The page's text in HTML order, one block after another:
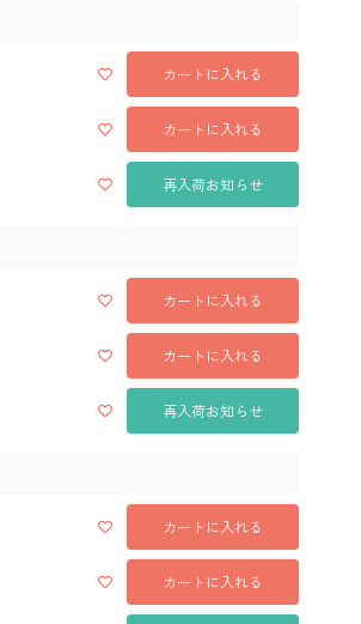
カートに入れる
カートに入れる
再入荷お知らせ
カートに入れる
カートに入れる
再入荷お知らせ
カートに入れる
カートに入れる